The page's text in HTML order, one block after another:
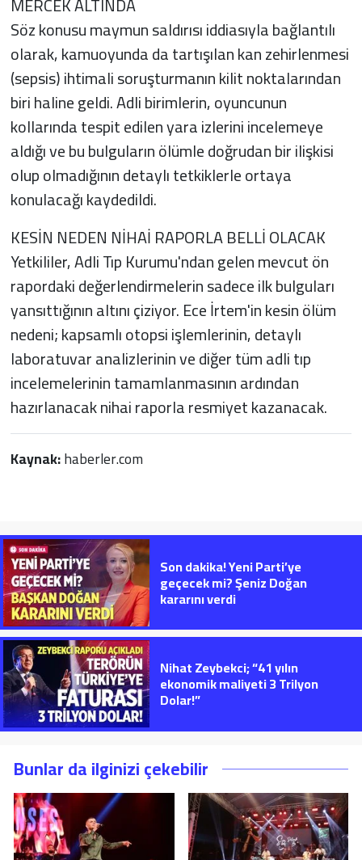
Söz konusu maymun saldırısı iddiasıyla bağlantılı
olarak, kamuoyunda da tartışılan kan zehirlenmesi
(sepsis) ihtimali soruşturmanın kilit noktalarından
biri haline geldi. Adli birimlerin, oyuncunun
kollarında tespit edilen yara izlerini incelemeye
aldığı ve bu bulguların ölümle doğrudan bir ilişkisi
olup olmadığının detaylı tetkiklerle ortaya
konulacağı kaydedildi.
KESİN NEDEN NİHAİ RAPORLA BELLİ OLACAK
Yetkililer, Adli Tıp Kurumu'ndan gelen mevcut ön
rapordaki değerlendirmelerin sadece ilk bulguları
yansıttığının altını çiziyor. Ece İrtem'in kesin ölüm
nedeni; kapsamlı otopsi işlemlerinin, detaylı
laboratuvar analizlerinin ve diğer tüm adli tıp
incelemelerinin tamamlanmasının ardından
hazırlanacak nihai raporla resmiyet kazanacak.
Kaynak:haberler.com
Son dakika! Yeni Parti’ye
geçecek mi? Şeniz Doğan
kararını verdi
Nihat Zeybekci; “41 yılın
ekonomik maliyeti 3 Trilyon
Dolar!”
Bunlar da ilginizi çekebilir